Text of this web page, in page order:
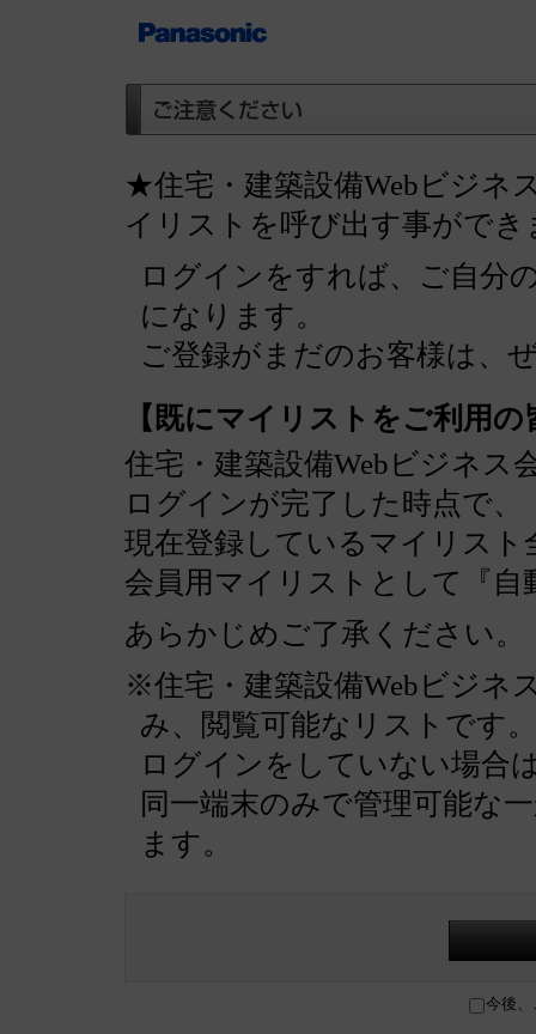
★住宅・建築設備Webビジネ
イリストを呼び出す事ができ
ログインをすれば、ご自分
になります。
ご登録がまだのお客様は、
【既にマイリストをご利用の
住宅・建築設備Webビジネス
ログインが完了した時点で、
現在登録しているマイリスト
会員用マイリストとして『
あらかじめご了承ください。
※住宅・建築設備Webビジネ
み、閲覧可能なリストです。
ログインをしていない場合
同一端末のみで管理可能な
ます。
今後、